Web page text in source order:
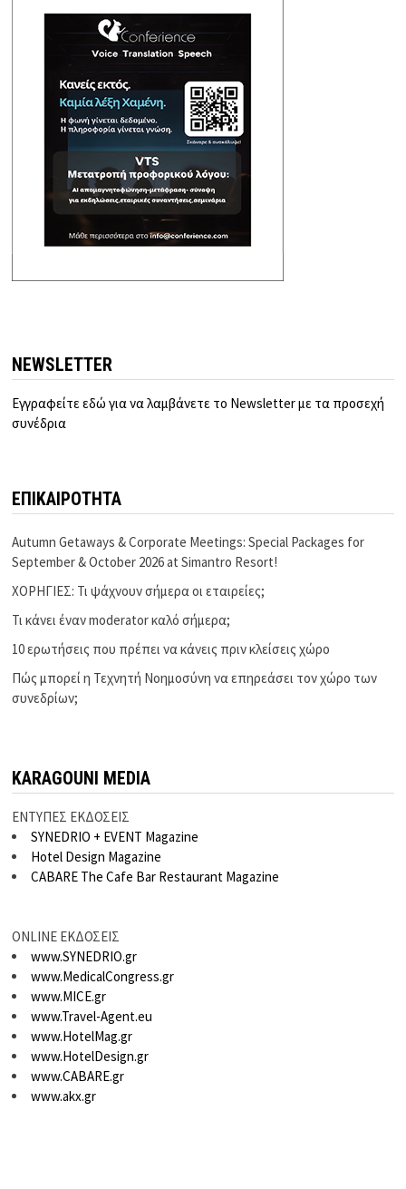
NEWSLETTER
Εγγραφείτε εδώ για να λαμβάνετε το Newsletter με τα προσεχή
συνέδρια
ΕΠΙΚΑΙΡΟΤΗΤΑ
Autumn Getaways & Corporate Meetings: Special Packages for
September & October 2026 at Simantro Resort!
ΧΟΡΗΓΙΕΣ: Τι ψάχνουν σήμερα οι εταιρείες;
Τι κάνει έναν moderator καλό σήμερα;
10 ερωτήσεις που πρέπει να κάνεις πριν κλείσεις χώρο
Πώς μπορεί η Τεχνητή Νοημοσύνη να επηρεάσει τον χώρο των
συνεδρίων;
KARAGOUNI MEDIA
ΕΝΤΥΠΕΣ ΕΚΔΟΣΕΙΣ
SYNEDRIO + EVENT Magazine
Hotel Design Magazine
CABARE The Cafe Bar Restaurant Magazine
ONLINE ΕΚΔΟΣΕΙΣ
www.SYNEDRIO.gr
www.MedicalCongress.gr
www.MICE.gr
www.Travel-Agent.eu
www.HotelMag.gr
www.HotelDesign.gr
www.CABARE.gr
www.akx.gr